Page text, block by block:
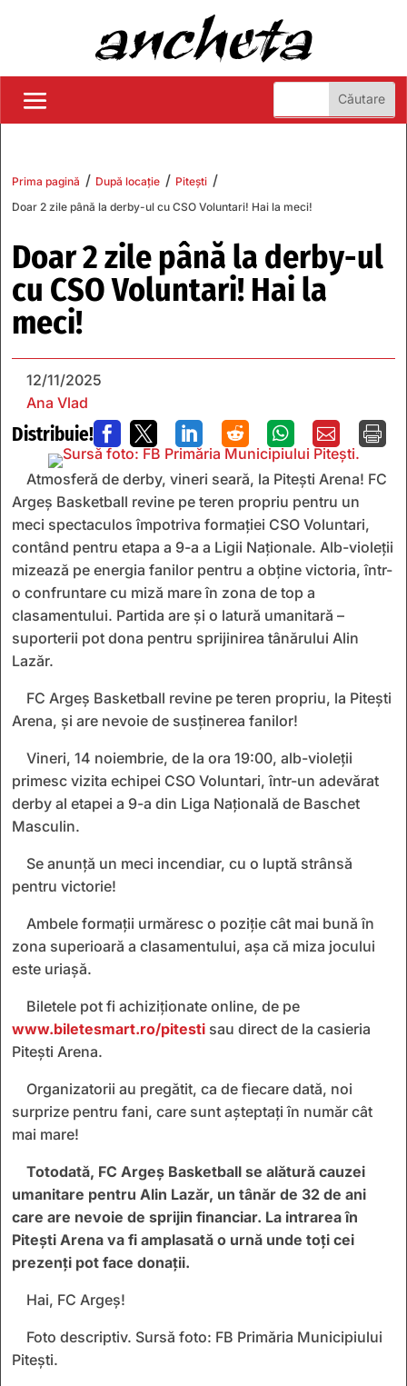
Prima pagină / După locație / Pitești /
Doar 2 zile până la derby-ul cu CSO Voluntari! Hai la meci!
Doar 2 zile până la derby-ul
cu CSO Voluntari! Hai la
meci!
12/11/2025
Ana Vlad
Distribuie!       
Atmosferă de derby, vineri seară, la Pitești Arena! FC
Argeș Basketball revine pe teren propriu pentru un
meci spectaculos împotriva formației CSO Voluntari,
contând pentru etapa a 9-a a Ligii Naționale. Alb-violeții
mizează pe energia fanilor pentru a obține victoria, într-
o confruntare cu miză mare în zona de top a
clasamentului. Partida are și o latură umanitară –
suporterii pot dona pentru sprijinirea tânărului Alin
Lazăr.
FC Argeș Basketball revine pe teren propriu, la Pitești
Arena, și are nevoie de susținerea fanilor!
Vineri, 14 noiembrie, de la ora 19:00, alb-violeții
primesc vizita echipei CSO Voluntari, într-un adevărat
derby al etapei a 9-a din Liga Națională de Baschet
Masculin.
Se anunță un meci incendiar, cu o luptă strânsă
pentru victorie!
Ambele formații urmăresc o poziție cât mai bună în
zona superioară a clasamentului, așa că miza jocului
este uriașă.
Biletele pot fi achiziționate online, de pe
www.biletesmart.ro/pitesti sau direct de la casieria
Pitești Arena.
Organizatorii au pregătit, ca de fiecare dată, noi
surprize pentru fani, care sunt așteptați în număr cât
mai mare!
Totodată, FC Argeș Basketball se alătură cauzei
umanitare pentru Alin Lazăr, un tânăr de 32 de ani
care are nevoie de sprijin financiar. La intrarea în
Pitești Arena va fi amplasată o urnă unde toți cei
prezenți pot face donații.
Hai, FC Argeș!
Foto descriptiv. Sursă foto: FB Primăria Municipiului
Pitești.